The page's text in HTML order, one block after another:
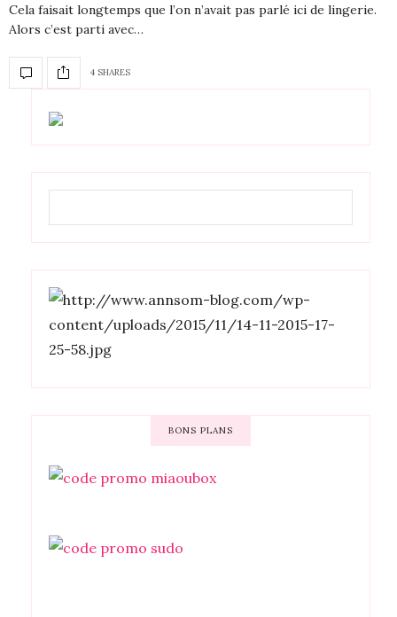
Cela faisait longtemps que l’on n’avait pas parlé ici de lingerie.
Alors c’est parti avec…
4 SHARES
BONS PLANS